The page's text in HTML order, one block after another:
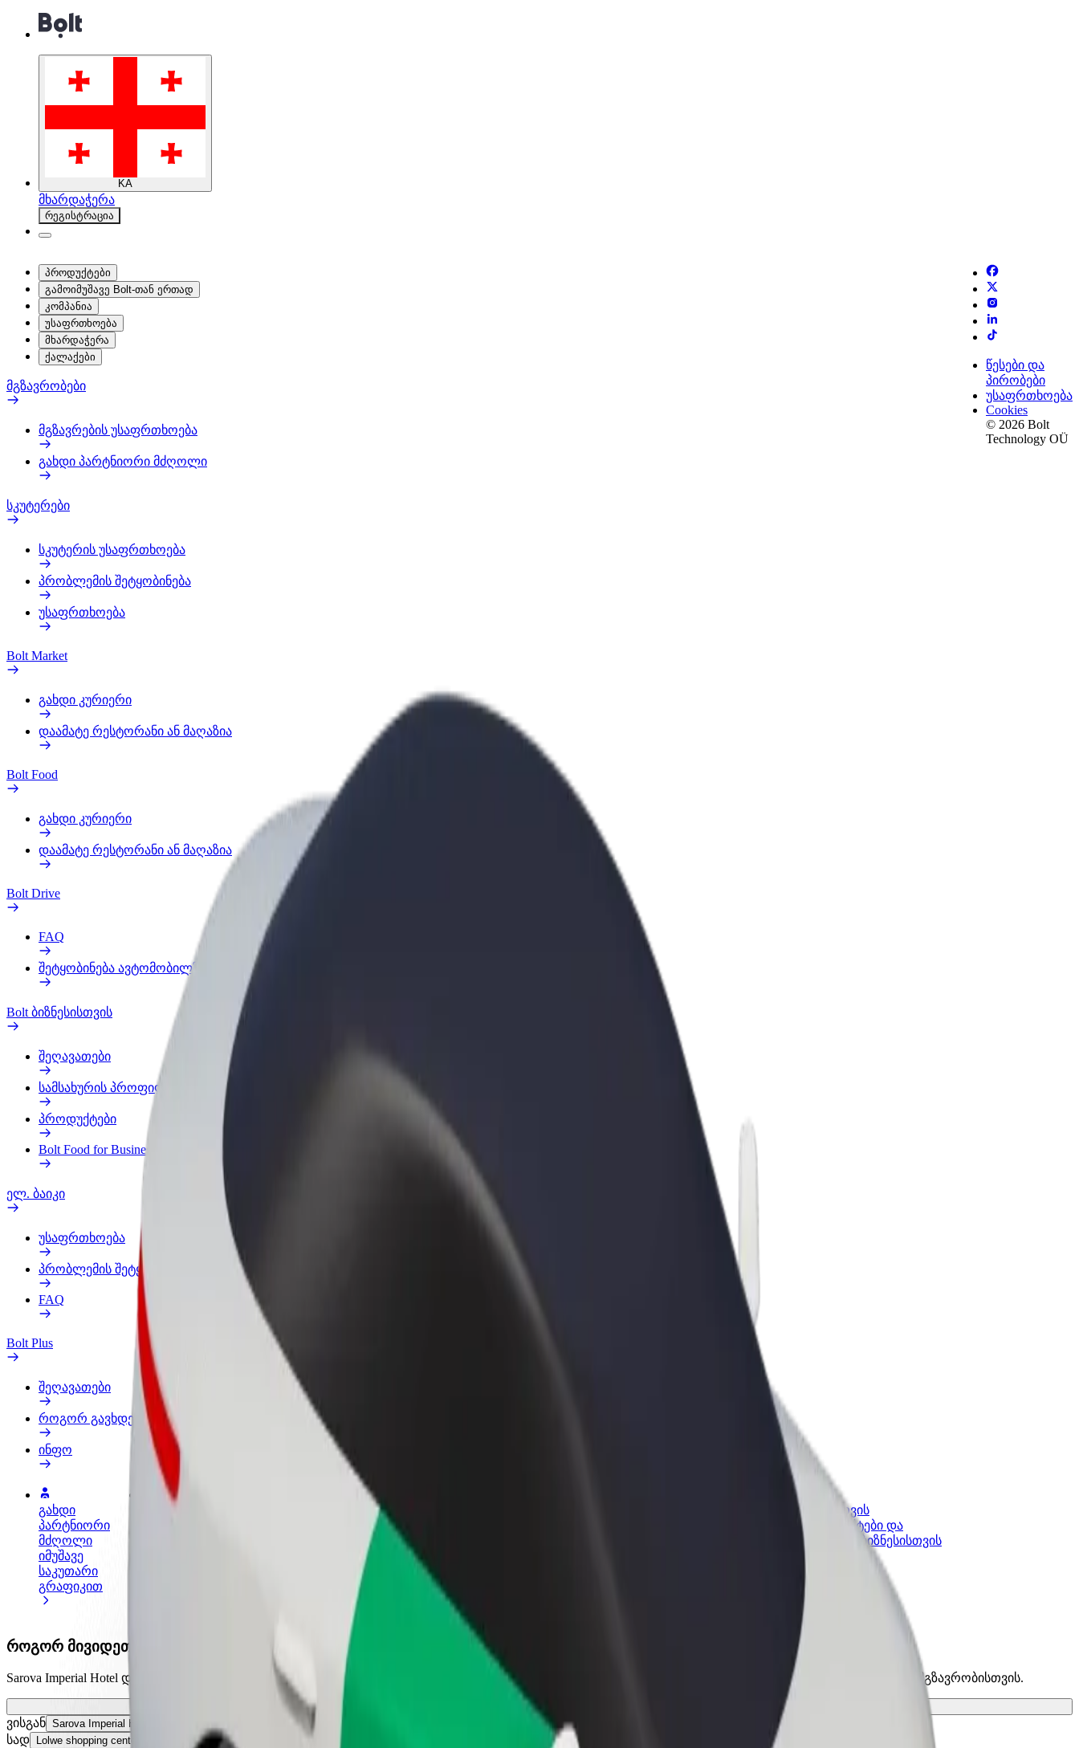
KA
მხარდაჭერა
რეგისტრაცია
პროდუქტები
გამოიმუშავე Bolt-თან ერთად
კომპანია
უსაფრთხოება
მხარდაჭერა
ქალაქები
მგზავრობები
მგზავრების უსაფრთხოება
გახდი პარტნიორი მძღოლი
სკუტერები
სკუტერის უსაფრთხოება
პრობლემის შეტყობინება
უსაფრთხოება
Bolt Market
გახდი კურიერი
დაამატე რესტორანი ან მაღაზია
Bolt Food
გახდი კურიერი
დაამატე რესტორანი ან მაღაზია
Bolt Drive
FAQ
შეტყობინება ავტომობილზე
Bolt ბიზნესისთვის
შეღავათები
სამსახურის პროფილი
პროდუქტები
Bolt Food for Business
ელ. ბაიკი
უსაფრთხოება
პრობლემის შეტყობინება
FAQ
Bolt Plus
შეღავათები
როგორ გავხდე გამომწერი
ინფო
გახდი
პარტნიორი
მძღოლი
იმუშავე
საკუთარი
გრაფიკით
გახდი კურიერი
დაამატე რესტორანი ან
მაღაზია
მოიზიდე მეტი მომხმარებელი
და გაზარდე გაყიდვები
Bolt ბიზნესისთვის
Bolt-ის პროდუქტები და
სერვისები, შენი ბიზნესისთვის
წესები და
პირობები
უსაფრთხოება
Cookies
© 2026 Bolt
Technology OÜ
როგორ მივიდეთ Sarova Imperial Hotel დან Lolwe shopping center მდე
Sarova Imperial Hotel დან Lolwe shopping center მდე გადაადგილების საუკეთესო გზას ეძებ? აღმოაჩინე ჩვენი სერვისები და იპოვე საუკეთესო ვარიანტი შენი მგზავრობისთვის.
გადმოწერე აპლიკაცია
ვისგან Sarova Imperial Hotel
სად Lolwe shopping center